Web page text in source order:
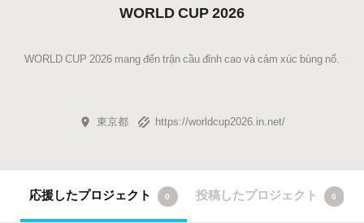
WORLD CUP 2026
WORLD CUP 2026 mang đến trận cầu đỉnh cao và cảm xúc bùng nổ.
東京都 https://worldcup2026.in.net/
応援したプロジェクト 0 投稿したプロジェクト 0